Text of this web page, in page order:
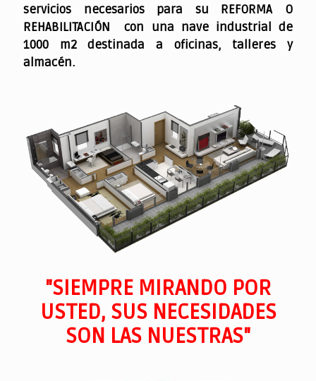
servicios necesarios para su REFORMA O
REHABILITACIÓN con una nave industrial de
1000 m2 destinada a oficinas, talleres y
almacén.
"SIEMPRE MIRANDO POR
USTED, SUS NECESIDADES
SON LAS NUESTRAS"